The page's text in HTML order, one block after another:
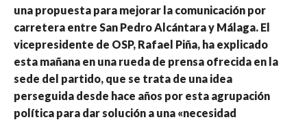
una propuesta para mejorar la comunicación por
carretera entre San Pedro Alcántara y Málaga. El
vicepresidente de OSP, Rafael Piña, ha explicado
esta mañana en una rueda de prensa ofrecida en la
sede del partido, que se trata de una idea
perseguida desde hace años por esta agrupación
política para dar solución a una «necesidad